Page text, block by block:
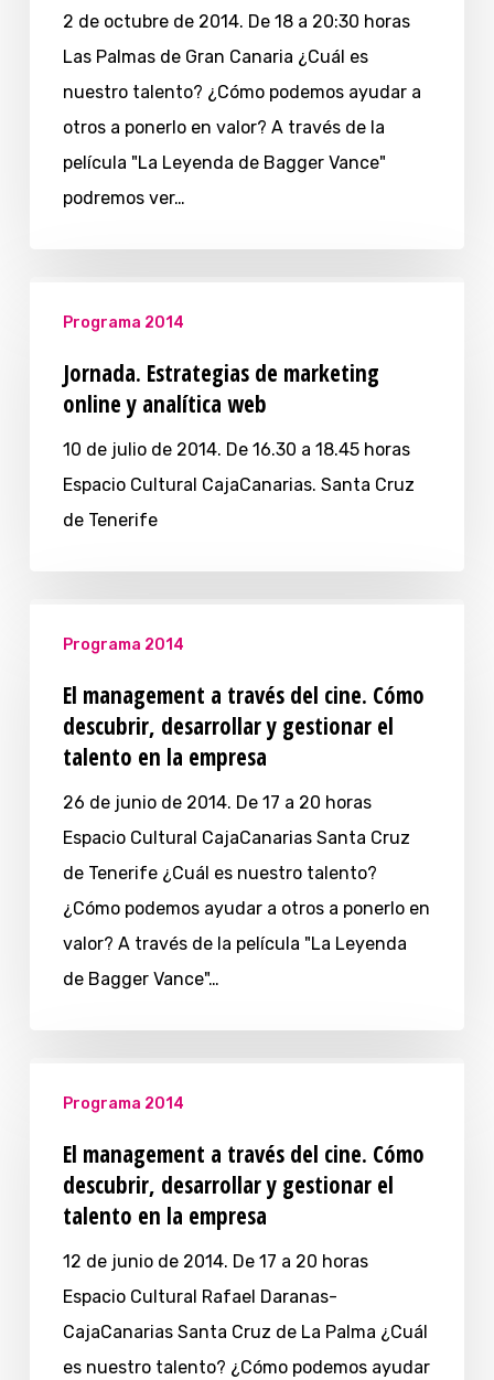
2 de octubre de 2014. De 18 a 20:30 horas
Las Palmas de Gran Canaria ¿Cuál es
nuestro talento? ¿Cómo podemos ayudar a
otros a ponerlo en valor? A través de la
película "La Leyenda de Bagger Vance"
podremos ver…
Programa 2014
Jornada. Estrategias de marketing
online y analítica web
10 de julio de 2014. De 16.30 a 18.45 horas
Espacio Cultural CajaCanarias. Santa Cruz
de Tenerife
Programa 2014
El management a través del cine. Cómo
descubrir, desarrollar y gestionar el
talento en la empresa
26 de junio de 2014. De 17 a 20 horas
Espacio Cultural CajaCanarias Santa Cruz
de Tenerife ¿Cuál es nuestro talento?
¿Cómo podemos ayudar a otros a ponerlo en
valor? A través de la película "La Leyenda
de Bagger Vance"…
Programa 2014
El management a través del cine. Cómo
descubrir, desarrollar y gestionar el
talento en la empresa
12 de junio de 2014. De 17 a 20 horas
Espacio Cultural Rafael Daranas-
CajaCanarias Santa Cruz de La Palma ¿Cuál
es nuestro talento? ¿Cómo podemos ayudar